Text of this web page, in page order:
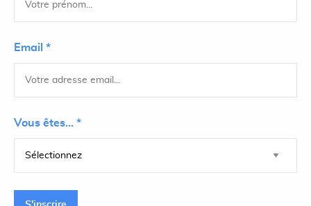
Email *
Vous êtes... *